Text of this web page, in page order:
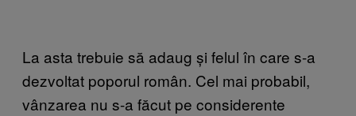
La asta trebuie să adaug și felul în care s-a
dezvoltat poporul român. Cel mai probabil,
vânzarea nu s-a făcut pe considerente